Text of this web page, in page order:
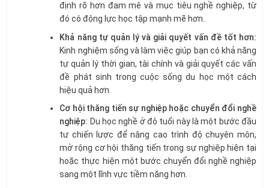
định rõ hơn đam mê và mục tiêu nghề nghiệp, từ
đó có động lực học tập mạnh mẽ hơn.
Khả năng tự quản lý và giải quyết vấn đề tốt hơn:
Kinh nghiệm sống và làm việc giúp bạn có khả năng
tự quản lý thời gian, tài chính và giải quyết các vấn
đề phát sinh trong cuộc sống du học một cách
hiệu quả hơn.
Cơ hội thăng tiến sự nghiệp hoặc chuyển đổi nghề
nghiệp: Du học nghề ở độ tuổi này là một bước đầu
tư chiến lược để nâng cao trình độ chuyên môn,
mở rộng cơ hội thăng tiến trong sự nghiệp hiện tại
hoặc thực hiện một bước chuyển đổi nghề nghiệp
sang một lĩnh vực tiềm năng hơn.